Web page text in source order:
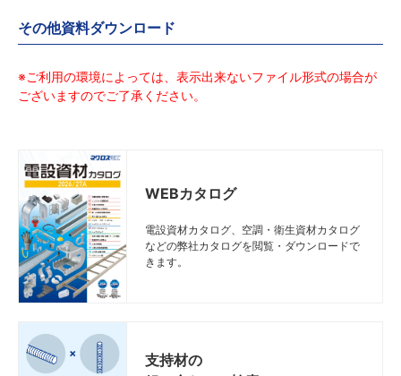
その他資料ダウンロード
※ご利用の環境によっては、表示出来ないファイル形式の場合が
ございますのでご了承ください。
WEBカタログ
電設資材カタログ、空調・衛生資材カタログ
などの弊社カタログを閲覧・ダウンロードで
きます。
支持材の